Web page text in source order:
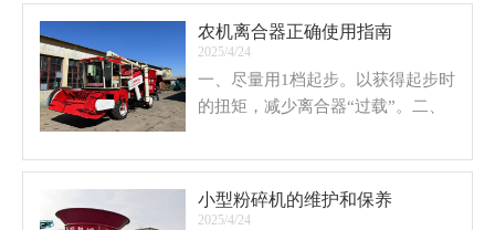
农机离合器正确使用指南
2025/4/24
一、尽量用1档起步。以获得起步时
的扭矩，减少离合器“过载”。二、
功后应尽快丢掉离合器，每次换档
小型粉碎机的维护和保养
2025/4/24